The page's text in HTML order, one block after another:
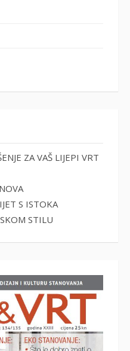
ZA VAŠ LIJEPI VRT
S ISTOKA
STILU